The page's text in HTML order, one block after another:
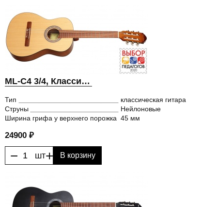
ML-C4 3/4, Классическая гитара, MiLena Music® (МиЛена Мьюзик)
Тип
классическая гитара
Струны
Нейлоновые
Ширина грифа у верхнего порожка 45 мм
24900 ₽
− шт+ В корзину